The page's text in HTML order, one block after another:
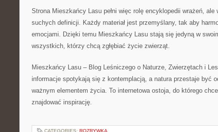
Strona Mieszkańcy Lasu pełni więc rolę encyklopedii wrażeń, ale
suchych definicji. Każdy materiał jest przemyślany, tak aby
emocjami. Dzięki temu Mieszkańcy Lasu stają się jedyną w
wszystkich, którzy chcą zgłębiać życie zwierząt.
Mieszkańcy Lasu – Blog Leśniczego o Naturze, Zwierzętach i
informacje spotykają się z kontemplacją, a natura przestaje być
ważnym elementem życia. To internetowa ostoja, do którego
znajdować inspirację.
CATEGORIES: ROZRYWKA